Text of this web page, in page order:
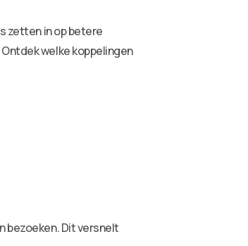
zetten in op betere
welke koppelingen
bezoeken. Dit versnelt